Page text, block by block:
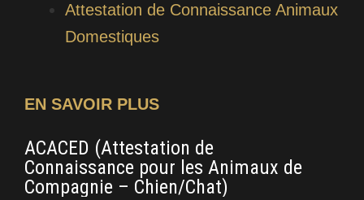
Attestation de Connaissance Animaux
Domestiques
EN SAVOIR PLUS
ACACED (Attestation de
Connaissance pour les Animaux de
Compagnie – Chien/Chat)